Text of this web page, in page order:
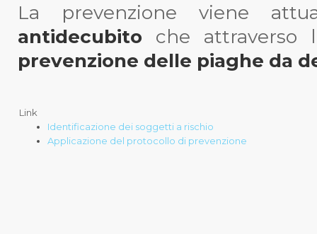
La prevenzione viene
antidecubito che
prevenzione delle piaghe da
Link
Identificazione dei soggetti a rischio
Applicazione del protocollo di prevenzione